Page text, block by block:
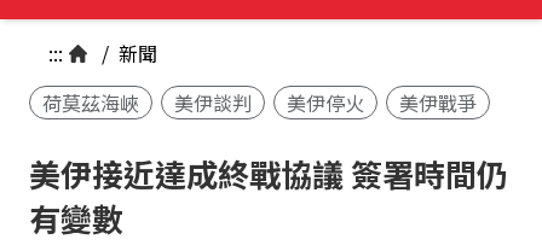
::: / 新聞
荷莫茲海峽
美伊談判 美伊停火 美伊戰爭
美伊接近達成終戰協議 簽署時間仍
有變數